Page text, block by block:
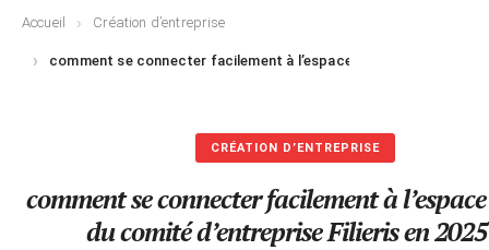
Accueil Création d’entreprise
comment se connecter facilement à l’espace salarié du comité
CRÉATION D’ENTREPRISE
comment se connecter facilement à
du comité d’entreprise Filieris en